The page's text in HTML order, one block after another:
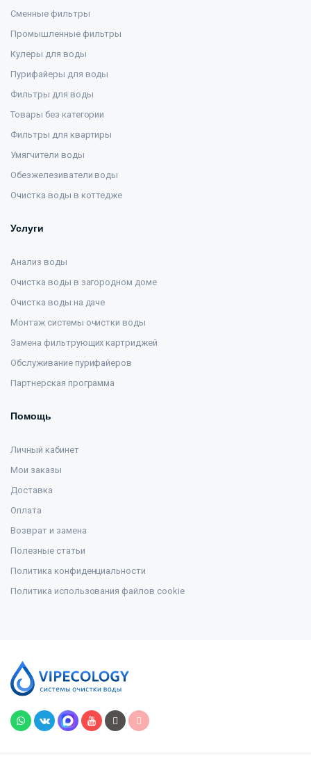
Сменные фильтры
Промышленные фильтры
Кулеры для воды
Пурифайеры для воды
Фильтры для воды
Товары без категории
Фильтры для квартиры
Умягчители воды
Обезжелезиватели воды
Очистка воды в коттедже
Услуги
Анализ воды
Очистка воды в загородном доме
Очистка воды на даче
Монтаж системы очистки воды
Замена фильтрующих картриджей
Обслуживание пурифайеров
Партнерская программа
Помощь
Личный кабинет
Мои заказы
Доставка
Оплата
Возврат и замена
Полезные статьи
Политика конфиденциальности
Политика использования файлов cookie